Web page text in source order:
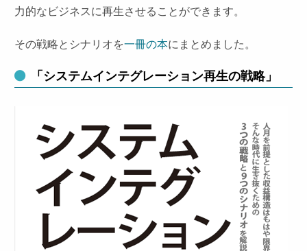
力的なビジネスに再生させることができます。
その戦略とシナリオを一冊の本にまとめました。
「システムインテグレーション再生の戦略」